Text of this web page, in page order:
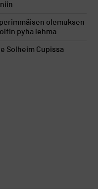
olemuksen
pyhä lehmä
Solheim Cupissa